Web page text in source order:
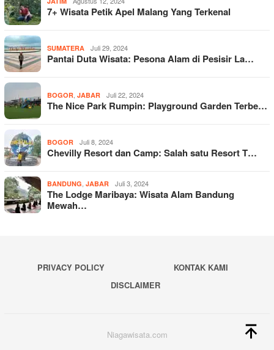
7+ Wisata Petik Apel Malang Yang Terkenal
SUMATERA Juli 29, 2024
Pantai Duta Wisata: Pesona Alam di Pesisir La…
BOGOR JABAR Juli 22, 2024
The Nice Park Rumpin: Playground Garden Terbe…
BOGOR Juli 8, 2024
Chevilly Resort dan Camp: Salah satu Resort T…
BANDUNG JABAR Juli 3, 2024
The Lodge Maribaya: Wisata Alam Bandung
Mewah…
PRIVACY POLICY
KONTAK KAMI
DISCLAIMER
Niagawisata.com